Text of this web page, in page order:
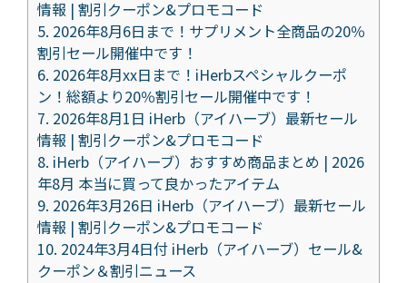
情報 | 割引クーポン&プロモコード
5. 2026年8月6日まで！サプリメント全商品の20％
割引セール開催中です！
6. 2026年8月xx日まで！iHerbスペシャルクーポ
ン！総額より20％割引セール開催中です！
7. 2026年8月1日 iHerb（アイハーブ）最新セール
情報 | 割引クーポン&プロモコード
8. iHerb（アイハーブ）おすすめ商品まとめ | 2026
年8月 本当に買って良かったアイテム
9. 2026年3月26日 iHerb（アイハーブ）最新セール
情報 | 割引クーポン&プロモコード
10. 2024年3月4日付 iHerb（アイハーブ）セール&
クーポン＆割引ニュース